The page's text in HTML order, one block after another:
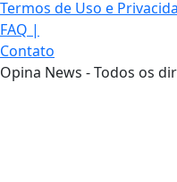
Termos de Uso e
FAQ |
Contato
Opina News - Todos os